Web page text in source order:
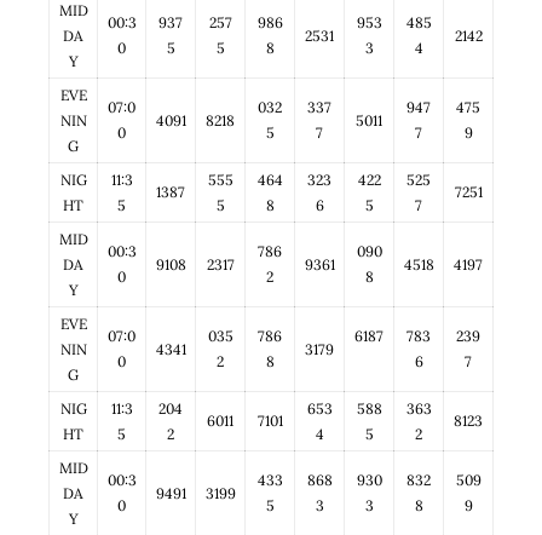
MID
DA
Y
00:3
0
937
5
257
5
986
8
2531
953
3
485
4
2142
EVE
NIN
G
07:0
0
4091 8218
032
5
337
7
5011
947
7
475
9
NIG
HT
11:3
5
1387
555
5
464
8
323
6
422
5
525
7
7251
MID
DA
Y
00:3
0
9108 2317
786
2
9361
090
8
4518 4197
EVE
NIN
G
07:0
0
4341
035
2
786
8
3179
6187
783
6
239
7
NIG
HT
11:3
5
204
2
6011 7101
653
4
588
5
363
2
8123
MID
DA
Y
00:3
0
9491 3199
433
5
868
3
930
3
832
8
509
9